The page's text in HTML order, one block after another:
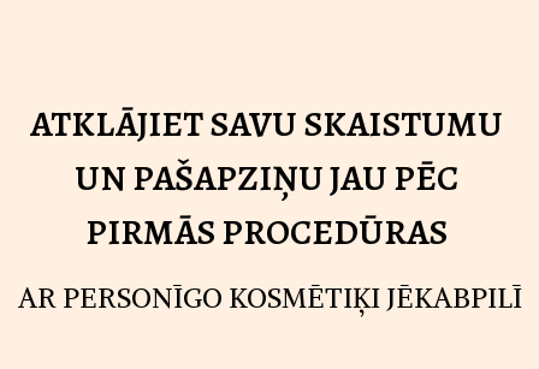
ATKLĀJIET SAVU SKAISTUMU
UN PAŠAPZIŅU JAU PĒC
PIRMĀS PROCEDŪRAS
AR PERSONĪGO KOSMĒTIĶI JĒKABPILĪ